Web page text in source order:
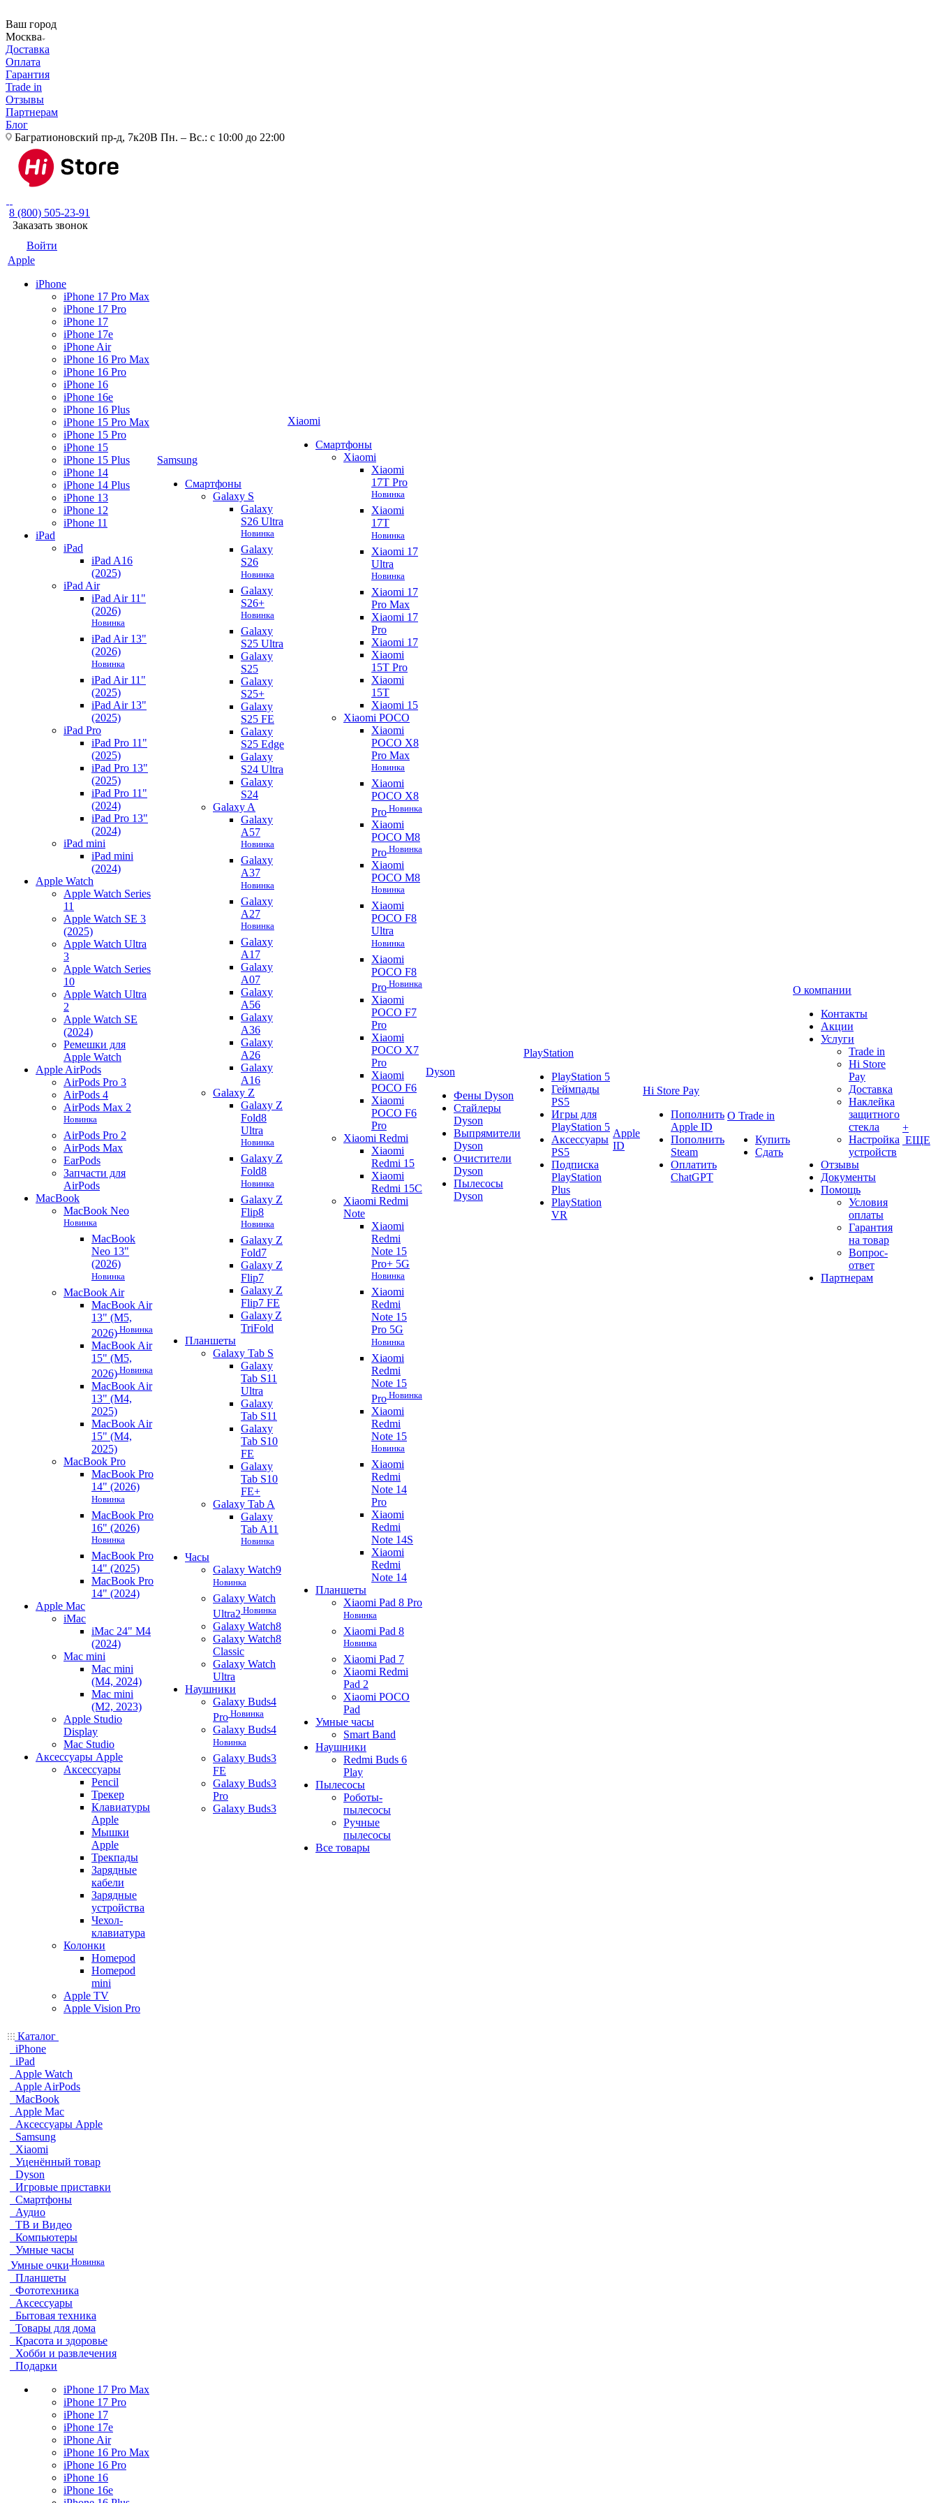
Ваш город
Москва
Доставка
Оплата
Гарантия
Trade in
Отзывы
Партнерам
Блог
Багратионовский пр-д, 7к20В Пн. – Вс.: с 10:00 до 22:00
8 (800) 505-23-91
Заказать звонок
Войти
Apple
iPhone
iPhone 17 Pro Max
iPhone 17 Pro
iPhone 17
iPhone 17e
iPhone Air
iPhone 16 Pro Max
iPhone 16 Pro
iPhone 16
iPhone 16e
iPhone 16 Plus
iPhone 15 Pro Max
iPhone 15 Pro
iPhone 15
iPhone 15 Plus
iPhone 14
iPhone 14 Plus
iPhone 13
iPhone 12
iPhone 11
iPad
iPad
iPad A16
(2025)
iPad Air
iPad Air 11"
(2026)
Новинка
iPad Air 13"
(2026)
Новинка
iPad Air 11"
(2025)
iPad Air 13"
(2025)
iPad Pro
iPad Pro 11"
(2025)
iPad Pro 13"
(2025)
iPad Pro 11"
(2024)
iPad Pro 13"
(2024)
iPad mini
iPad mini
(2024)
Apple Watch
Apple Watch Series
11
Apple Watch SE 3
(2025)
Apple Watch Ultra
3
Apple Watch Series
10
Apple Watch Ultra
2
Apple Watch SE
(2024)
Ремешки для
Apple Watch
Apple AirPods
AirPods Pro 3
AirPods 4
AirPods Max 2
Новинка
AirPods Pro 2
AirPods Max
EarPods
Запчасти для
AirPods
MacBook
MacBook Neo
Новинка
MacBook
Neo 13"
(2026)
Новинка
MacBook Air
MacBook Air
13" (M5,
2026) Новинка
MacBook Air
15" (M5,
2026) Новинка
MacBook Air
13" (M4,
2025)
MacBook Air
15" (M4,
2025)
MacBook Pro
MacBook Pro
14" (2026)
Новинка
MacBook Pro
16" (2026)
Новинка
MacBook Pro
14" (2025)
MacBook Pro
14" (2024)
Apple Mac
iMac
iMac 24" M4
(2024)
Mac mini
Mac mini
(M4, 2024)
Mac mini
(M2, 2023)
Apple Studio
Display
Mac Studio
Аксессуары Apple
Аксессуары
Pencil
Трекер
Клавиатуры
Apple
Мышки
Apple
Трекпады
Зарядные
кабели
Зарядные
устройства
Чехол-
клавиатура
Колонки
Homepod
Homepod
mini
Apple TV
Apple Vision Pro
Samsung
Смартфоны
Galaxy S
Galaxy
S26 Ultra
Новинка
Galaxy
S26
Новинка
Galaxy
S26+
Новинка
Galaxy
S25 Ultra
Galaxy
S25
Galaxy
S25+
Galaxy
S25 FE
Galaxy
S25 Edge
Galaxy
S24 Ultra
Galaxy
S24
Galaxy A
Galaxy
A57
Новинка
Galaxy
A37
Новинка
Galaxy
A27
Новинка
Galaxy
A17
Galaxy
A07
Galaxy
A56
Galaxy
A36
Galaxy
A26
Galaxy
A16
Galaxy Z
Galaxy Z
Fold8
Ultra
Новинка
Galaxy Z
Fold8
Новинка
Galaxy Z
Flip8
Новинка
Galaxy Z
Fold7
Galaxy Z
Flip7
Galaxy Z
Flip7 FE
Galaxy Z
TriFold
Планшеты
Galaxy Tab S
Galaxy
Tab S11
Ultra
Galaxy
Tab S11
Galaxy
Tab S10
FE
Galaxy
Tab S10
FE+
Galaxy Tab A
Galaxy
Tab A11
Новинка
Часы
Galaxy Watch9
Новинка
Galaxy Watch
Ultra2 Новинка
Galaxy Watch8
Galaxy Watch8
Classic
Galaxy Watch
Ultra
Наушники
Galaxy Buds4
Pro Новинка
Galaxy Buds4
Новинка
Galaxy Buds3
FE
Galaxy Buds3
Pro
Galaxy Buds3
Xiaomi
Смартфоны
Xiaomi
Xiaomi
17T Pro
Новинка
Xiaomi
17T
Новинка
Xiaomi 17
Ultra
Новинка
Xiaomi 17
Pro Max
Xiaomi 17
Pro
Xiaomi 17
Xiaomi
15T Pro
Xiaomi
15T
Xiaomi 15
Xiaomi POCO
Xiaomi
POCO X8
Pro Max
Новинка
Xiaomi
POCO X8
Pro Новинка
Xiaomi
POCO M8
Pro Новинка
Xiaomi
POCO M8
Новинка
Xiaomi
POCO F8
Ultra
Новинка
Xiaomi
POCO F8
Pro Новинка
Xiaomi
POCO F7
Pro
Xiaomi
POCO X7
Pro
Xiaomi
POCO F6
Xiaomi
POCO F6
Pro
Xiaomi Redmi
Xiaomi
Redmi 15
Xiaomi
Redmi 15C
Xiaomi Redmi
Note
Xiaomi
Redmi
Note 15
Pro+ 5G
Новинка
Xiaomi
Redmi
Note 15
Pro 5G
Новинка
Xiaomi
Redmi
Note 15
Pro Новинка
Xiaomi
Redmi
Note 15
Новинка
Xiaomi
Redmi
Note 14
Pro
Xiaomi
Redmi
Note 14S
Xiaomi
Redmi
Note 14
Планшеты
Xiaomi Pad 8 Pro
Новинка
Xiaomi Pad 8
Новинка
Xiaomi Pad 7
Xiaomi Redmi
Pad 2
Xiaomi POCO
Pad
Умные часы
Smart Band
Наушники
Redmi Buds 6
Play
Пылесосы
Роботы-
пылесосы
Ручные
пылесосы
Все товары
Dyson
Фены Dyson
Стайлеры
Dyson
Выпрямители
Dyson
Очистители
Dyson
Пылесосы
Dyson
PlayStation
PlayStation 5
Геймпады
PS5
Игры для
PlayStation 5
Аксессуары
PS5
Подписка
PlayStation
Plus
PlayStation
VR
Apple
ID
Hi Store Pay
Пополнить
Apple ID
Пополнить
Steam
Оплатить
ChatGPT
О Trade in
Купить
Сдать
О компании
Контакты
Акции
Услуги
Trade in
Hi Store
Pay
Доставка
Наклейка
защитного
стекла
Настройка
устройств
Отзывы
Документы
Помощь
Условия
оплаты
Гарантия
на товар
Вопрос-
ответ
Партнерам
+
ЕЩЕ
Каталог
iPhone
iPad
Apple Watch
Apple AirPods
MacBook
Apple Mac
Аксессуары Apple
Samsung
Xiaomi
Уценённый товар
Dyson
Игровые приставки
Смартфоны
Аудио
ТВ и Видео
Компьютеры
Умные часы
Умные очки Новинка
Планшеты
Фототехника
Аксессуары
Бытовая техника
Товары для дома
Красота и здоровье
Хобби и развлечения
Подарки
iPhone 17 Pro Max
iPhone 17 Pro
iPhone 17
iPhone 17e
iPhone Air
iPhone 16 Pro Max
iPhone 16 Pro
iPhone 16
iPhone 16e